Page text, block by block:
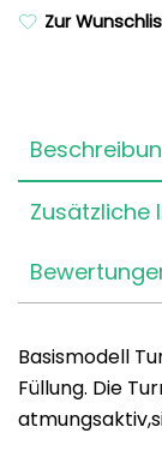
Zur
Zusätzliche
Basismodell
Füllung. Die